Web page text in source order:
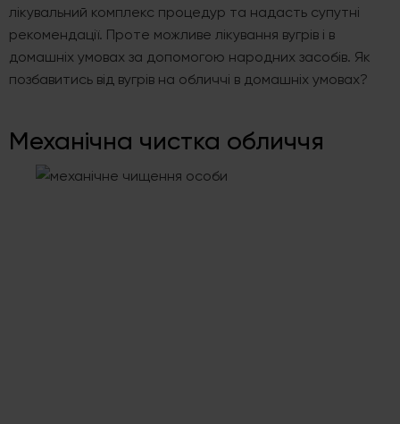
лікувальний комплекс процедур та надасть супутні
рекомендації. Проте можливе лікування вугрів і в
домашніх умовах за допомогою народних засобів. Як
позбавитись від вугрів на обличчі в домашніх умовах?
Механічна чистка обличчя